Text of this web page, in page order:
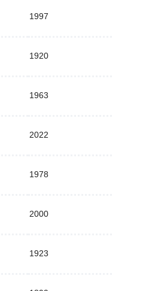
1997
1920
1963
2022
1978
2000
1923